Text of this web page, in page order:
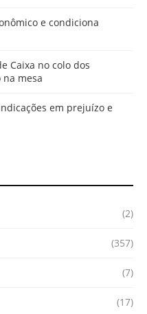
e condiciona
Caixa no colo dos
mesa
em prejuízo e
(2)
(357)
(7)
(17)